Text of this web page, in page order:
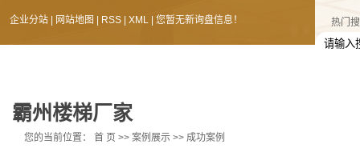
企业分站 网站地图 RSS XML 您暂无新询盘信息！ 热门
霸州楼梯厂家
您的当前位置： 首 页 >> 案例展示 >> 成功案例